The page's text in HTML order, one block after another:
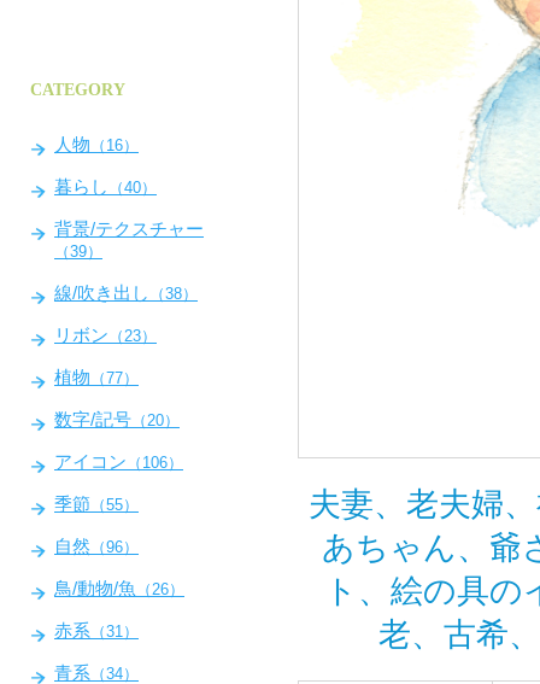
夫妻、老夫婦
あちゃん、爺
ト、絵の具
老、古希
CATEGORY
人物 （16）
暮らし （40）
背景/テクスチャー
（39）
線/吹き出し （38）
リボン （23）
植物 （77）
数字/記号 （20）
アイコン （106）
季節 （55）
自然 （96）
鳥/動物/魚 （26）
赤系 （31）
青系 （34）